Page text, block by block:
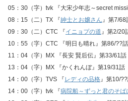
05：30（字）tvk 『大宋少年志～secret
08：15（二）TX 『紳士とお嬢さん』第7/68
09：30（二）CTC 『イニョプの道』第2/20
10：55（字）CTC 『明日も晴れ』第86/??話
11：04（字）MX 『長安 賢后伝』第33/61話
13：04（字）MX 『かくれんぼ』第19/31話
14：00（字）TVS 『レディの品格』第10/
14：00（字）tvk 『病院船～ずっと君のそば